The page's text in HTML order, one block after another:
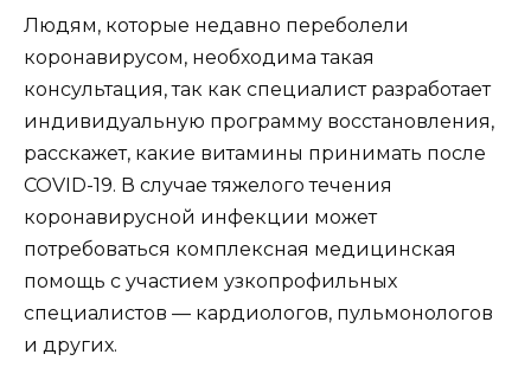
Людям, которые недавно переболели
коронавирусом, необходима такая
консультация, так как специалист разработает
индивидуальную программу восстановления,
расскажет, какие витамины принимать после
COVID-19. В случае тяжелого течения
коронавирусной инфекции может
потребоваться комплексная медицинская
помощь с участием узкопрофильных
специалистов — кардиологов, пульмонологов
и других.